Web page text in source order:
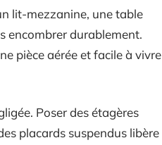
lit-mezzanine, une table
encombrer durablement.
pièce aérée et facile à vivre
Poser des étagères
placards suspendus libère